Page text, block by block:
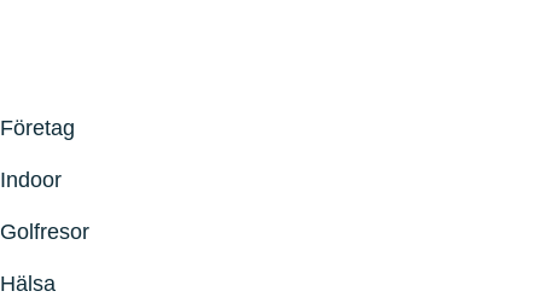
Företag
Indoor
Golfresor
Hälsa